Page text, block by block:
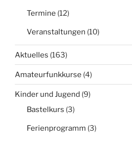
Termine (12)
Veranstaltungen (10)
Aktuelles (163)
Amateurfunkkurse (4)
Kinder und Jugend (9)
Bastelkurs (3)
Ferienprogramm (3)